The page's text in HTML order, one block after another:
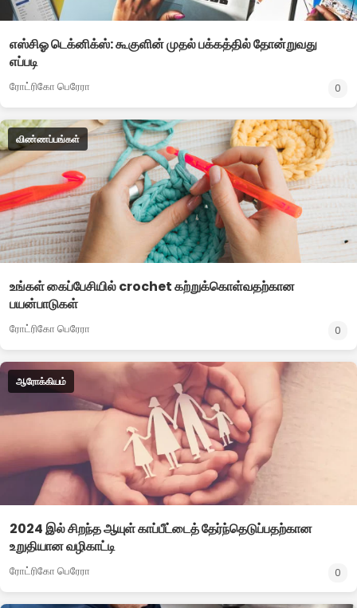
எஸ்சிஓ டெக்னிக்ஸ்: கூகுளின் முதல் பக்கத்தில் தோன்றுவது
எப்படி
ரோட்ரிகோ பெரேரா 0
விண்ணப்பங்கள்
உங்கள் கைப்பேசியில் crochet கற்றுக்கொள்வதற்கான
பயன்பாடுகள்
ரோட்ரிகோ பெரேரா 0
ஆரோக்கியம்
2024 இல் சிறந்த ஆயுள் காப்பீட்டைத் தேர்ந்தெடுப்பதற்கான
உறுதியான வழிகாட்டி
ரோட்ரிகோ பெரேரா 0